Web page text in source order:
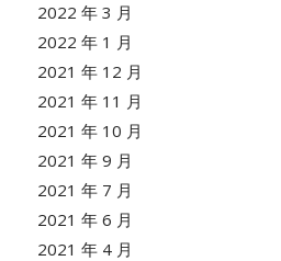
2022 年 3 月
2022 年 1 月
2021 年 12 月
2021 年 11 月
2021 年 10 月
2021 年 9 月
2021 年 7 月
2021 年 6 月
2021 年 4 月